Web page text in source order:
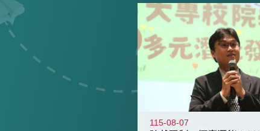
115-08-07